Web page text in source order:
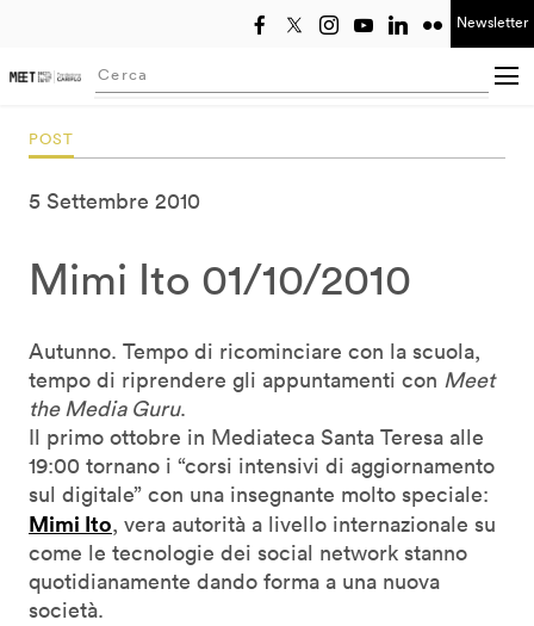
Newsletter
Searching...
POST
5 Settembre 2010
Mimi Ito 01/10/2010
Autunno. Tempo di ricominciare con la scuola,
tempo di riprendere gli appuntamenti con Meet
the Media Guru.
Il primo ottobre in Mediateca Santa Teresa alle
19:00 tornano i “corsi intensivi di aggiornamento
sul digitale” con una insegnante molto speciale:
Mimi Ito, vera autorità a livello internazionale su
come le tecnologie dei social network stanno
quotidianamente dando forma a una nuova
società.